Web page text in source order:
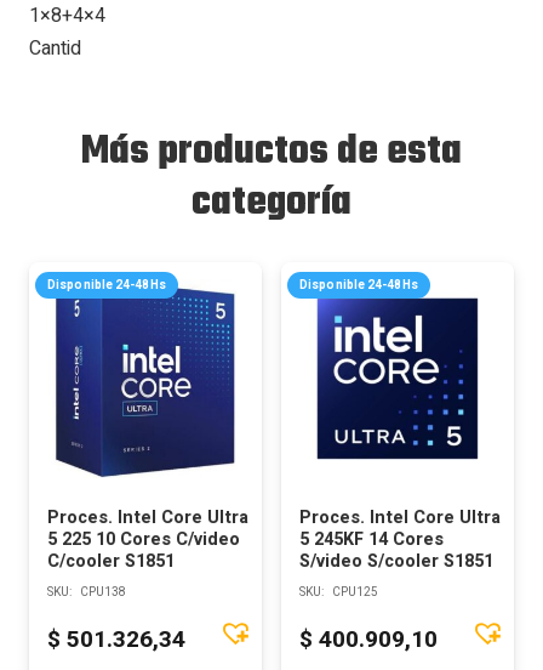
1×8+4×4
Cantid
Más productos de esta
categoría
Disponible 24-48Hs
Proces. Intel Core Ultra
5 225 10 Cores C/video
C/cooler S1851
SKU: CPU138
$ 501.326,34
Disponible 24-48Hs
Proces. Intel Core Ultra
5 245KF 14 Cores
S/video S/cooler S1851
SKU: CPU125
$ 400.909,10